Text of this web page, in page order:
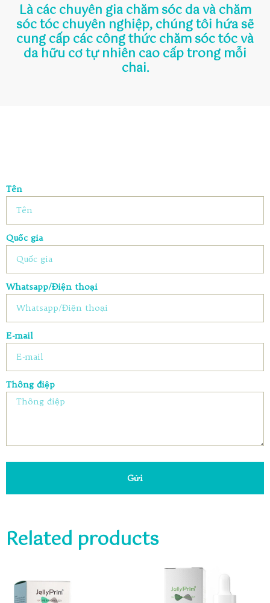
Là các chuyên gia chăm sóc da và chăm
sóc tóc chuyên nghiệp, chúng tôi hứa sẽ
cung cấp các công thức chăm sóc tóc và
da hữu cơ tự nhiên cao cấp trong mỗi
chai.
Tên
Quốc gia
Whatsapp/Điện thoại
E-mail
Thông điệp
Gửi
Related products